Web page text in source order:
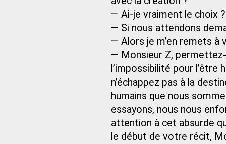
— Ai-je vraiment le choix ?
— Si nous attendons
— Alors je m’en remets à
— Monsieur Z,
l’impossibilité pour l’être
n’échappez pas à la
humains que nous
essayons, nous nous
attention à cet absurde
le début de votre récit,